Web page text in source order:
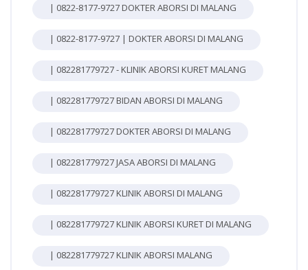
| 0822-8177-9727 DOKTER ABORSI DI MALANG
| 0822-8177-9727 | DOKTER ABORSI DI MALANG
| 082281779727 - KLINIK ABORSI KURET MALANG
| 082281779727 BIDAN ABORSI DI MALANG
| 082281779727 DOKTER ABORSI DI MALANG
| 082281779727 JASA ABORSI DI MALANG
| 082281779727 KLINIK ABORSI DI MALANG
| 082281779727 KLINIK ABORSI KURET DI MALANG
| 082281779727 KLINIK ABORSI MALANG